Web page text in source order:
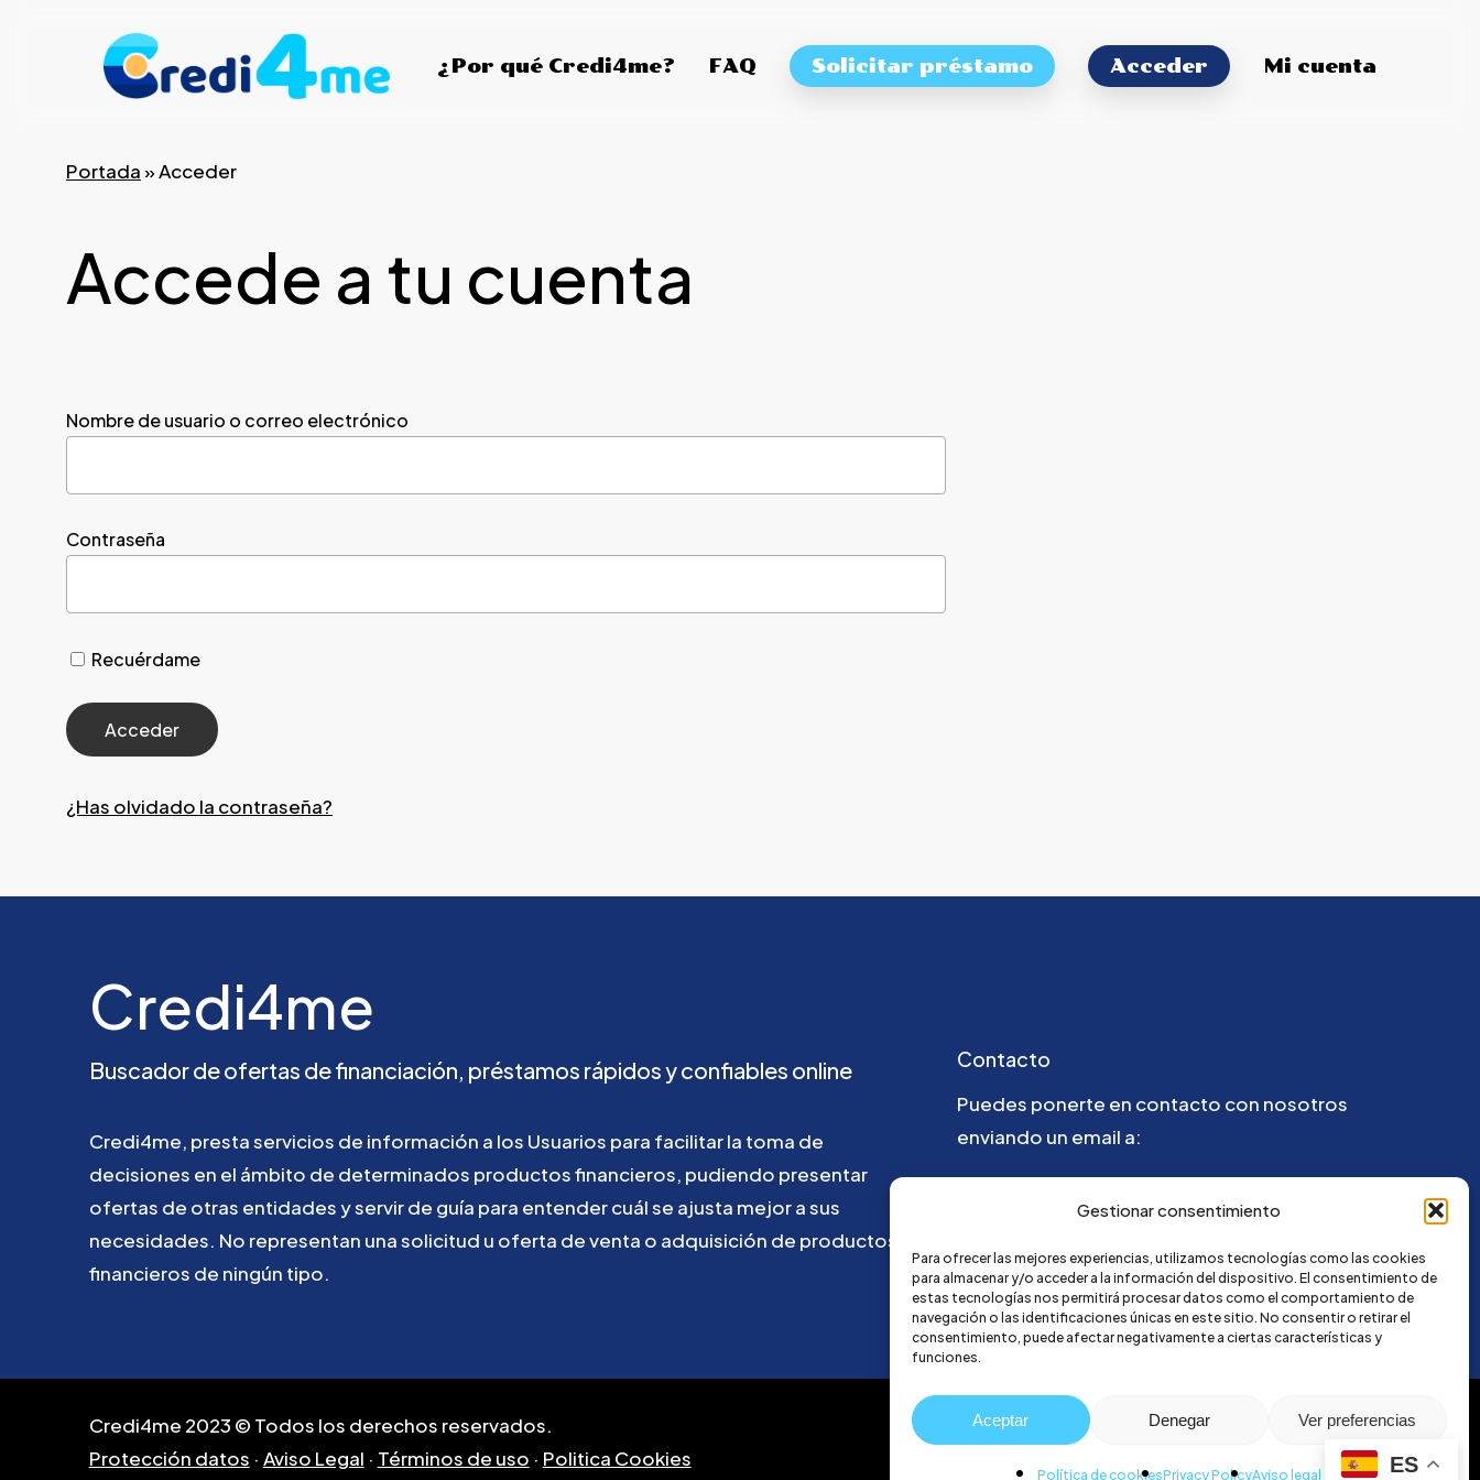
Gestionar consentimiento
Para ofrecer las mejores experiencias, utilizamos tecnologías como las cookies
para almacenar y/o acceder a la información del dispositivo. El consentimiento de
estas tecnologías nos permitirá procesar datos como el comportamiento de
navegación o las identificaciones únicas en este sitio. No consentir o retirar el
consentimiento, puede afectar negativamente a ciertas características y
funciones.
Aceptar Denegar Ver preferencias
Política de cookiesPrivacy PolicyAviso legal
¿Por qué Credi4me? FAQ Solicitar préstamo Acceder Mi cuenta
Portada»Acceder
Accede a tu cuenta
Nombre de usuario o correo electrónico
Contraseña
Recuérdame
¿Has olvidado la contraseña?
Credi4me
Buscadordeofertas definanciación, préstamos rápidosyconfiables online
Credi4me, prestaservicios de información a los Usuarios para facilitarla toma de
decisiones en el ámbito de determinados productosfinancieros, pudiendo presentar
ofertas de otras entidadesyservirde guía para entendercuálse ajusta mejorasus
necesidades. No representan unasolicitud u oferta deventa o adquisición de productos
financieros de ningún tipo.
Contacto
Puedes ponerte en contacto con nosotros
enviando un email a:
Credi4me 2023 © Todos los derechos reservados.
Protección datos · Aviso Legal · Términos de uso · Politica Cookies ES